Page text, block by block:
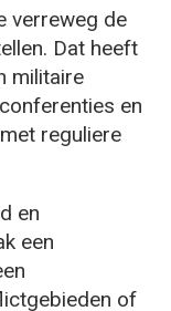
verreweg de
Dat heeft
militaire
en
reguliere
en
een
of